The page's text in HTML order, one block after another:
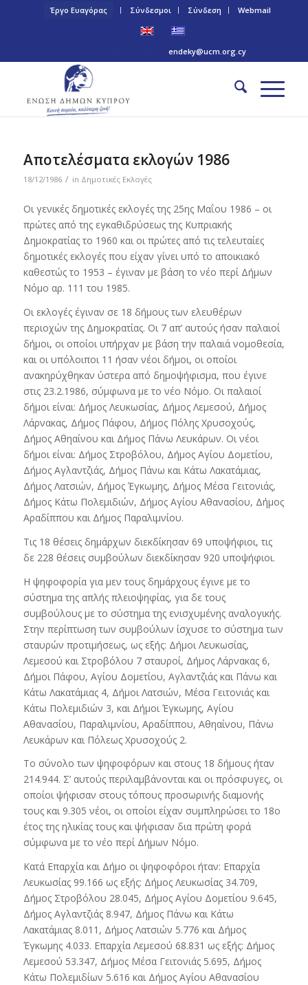
Έργο Ευαγόρας Σύνδεσμοι Σύνδεση Webmail
endeky@ucm.org.cy
Αποτελέσματα εκλογών 1986
18/12/1986 / in Δημοτικές Εκλογές
Οι γενικές δημοτικές εκλογές της 25ης Μαΐου 1986 – οι
πρώτες από της εγκαθιδρύσεως της Κυπριακής
Δημοκρατίας το 1960 και οι πρώτες από τις τελευταίες
δημοτικές εκλογές που είχαν γίνει υπό το αποικιακό
καθεστώς το 1953 – έγιναν με βάση το νέο περί Δήμων
Νόμο αρ. 111 του 1985.
Οι εκλογές έγιναν σε 18 δήμους των ελευθέρων
περιοχών της Δημοκρατίας. Οι 7 απ’ αυτούς ήσαν παλαιοί
δήμοι, οι οποίοι υπήρχαν με βάση την παλαιά νομοθεσία,
και οι υπόλοιποι 11 ήσαν νέοι δήμοι, οι οποίοι
ανακηρύχθηκαν ύστερα από δημοψήφισμα, που έγινε
στις 23.2.1986, σύμφωνα με το νέο Νόμο. Οι παλαιοί
δήμοι είναι: Δήμος Λευκωσίας, Δήμος Λεμεσού, Δήμος
Λάρνακας, Δήμος Πάφου, Δήμος Πόλης Χρυσοχούς,
Δήμος Αθηαίνου και Δήμος Πάνω Λευκάρων. Οι νέοι
δήμοι είναι: Δήμος Στροβόλου, Δήμος Αγίου Δομετίου,
Δήμος Αγλαντζιάς, Δήμος Πάνω και Κάτω Λακατάμιας,
Δήμος Λατσιών, Δήμος Έγκωμης, Δήμος Μέσα Γειτονιάς,
Δήμος Κάτω Πολεμιδιών, Δήμος Αγίου Αθανασίου, Δήμος
Αραδίππου και Δήμος Παραλιμνίου.
Τις 18 θέσεις δημάρχων διεκδίκησαν 69 υποψήφιοι, τις
δε 228 θέσεις συμβούλων διεκδίκησαν 920 υποψήφιοι.
Η ψηφοφορία για μεν τους δημάρχους έγινε με το
σύστημα της απλής πλειοψηφίας, για δε τους
συμβούλους με το σύστημα της ενισχυμένης αναλογικής.
Στην περίπτωση των συμβούλων ίσχυσε το σύστημα των
σταυρών προτιμήσεως, ως εξής: Δήμοι Λευκωσίας,
Λεμεσού και Στροβόλου 7 σταυροί, Δήμος Λάρνακας 6,
Δήμοι Πάφου, Αγίου Δομετίου, Αγλαντζιάς και Πάνω και
Κάτω Λακατάμιας 4, Δήμοι Λατσιών, Μέσα Γειτονιάς και
Κάτω Πολεμιδιών 3, και Δήμοι Έγκωμης, Αγίου
Αθανασίου, Παραλιμνίου, Αραδίππου, Αθηαίνου, Πάνω
Λευκάρων και Πόλεως Χρυσοχούς 2.
Το σύνολο των ψηφοφόρων και στους 18 δήμους ήταν
214.944. Σ’ αυτούς περιλαμβάνονται και οι πρόσφυγες, οι
οποίοι ψήφισαν στους τόπους προσωρινής διαμονής
τους και 9.305 νέοι, οι οποίοι είχαν συμπληρώσει το 18ο
έτος της ηλικίας τους και ψήφισαν δια πρώτη φορά
σύμφωνα με το νέο περί Δήμων Νόμο.
Κατά Επαρχία και Δήμο οι ψηφοφόροι ήταν: Επαρχία
Λευκωσίας 99.166 ως εξής: Δήμος Λευκωσίας 34.709,
Δήμος Στροβόλου 28.045, Δήμος Αγίου Δομετίου 9.645,
Δήμος Αγλαντζιάς 8.947, Δήμος Πάνω και Κάτω
Λακατάμιας 8.011, Δήμος Λατσιών 5.776 και Δήμος
Έγκωμης 4.033. Επαρχία Λεμεσού 68.831 ως εξής: Δήμος
Λεμεσού 53.347, Δήμος Μέσα Γειτονιάς 5.695, Δήμος
Κάτω Πολεμιδίων 5.616 και Δήμος Αγίου Αθανασίου